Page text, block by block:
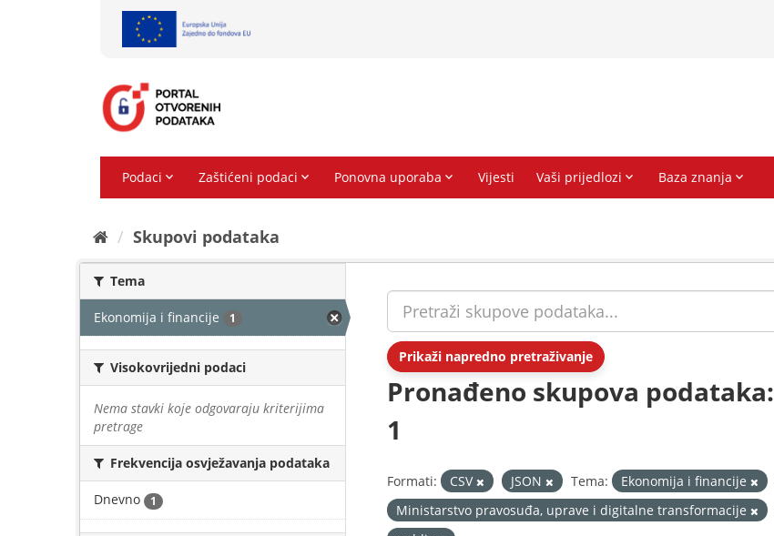
Skupovi podаtаkа
Tema
Ekonomija i financije 1
Visokovrijedni podaci
Nema stavki koje odgovaraju kriterijima
pretrage
Frekvencija osvježavanja podataka
Dnevno 1
Prikaži napredno pretraživanje
Pronađeno skupova podataka:
1
Formati: CSV JSON Tema: Ekonomija i financije
Ministarstvo pravosuđa, uprave i digitalne transformacije